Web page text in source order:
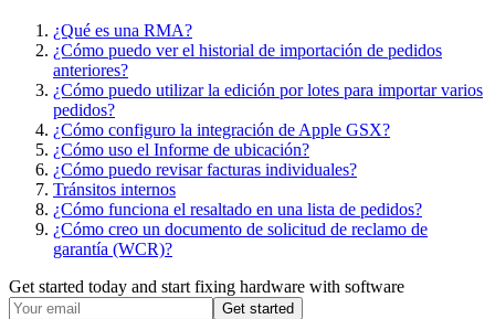
¿Qué es una RMA?
¿Cómo puedo ver el historial de importación de pedidos
anteriores?
¿Cómo puedo utilizar la edición por lotes para importar varios
pedidos?
¿Cómo configuro la integración de Apple GSX?
¿Cómo uso el Informe de ubicación?
¿Cómo puedo revisar facturas individuales?
Tránsitos internos
¿Cómo funciona el resaltado en una lista de pedidos?
¿Cómo creo un documento de solicitud de reclamo de
garantía (WCR)?
Get started today and start fixing hardware with software